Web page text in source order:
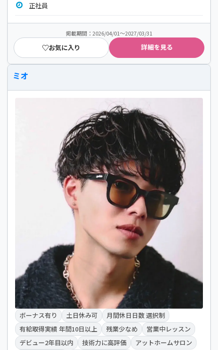
正社員
掲載期間：2026/04/01～2027/03/31
お気に入り 詳細を見る
ミオ
ボーナス有り 土日休み可
月間休日日数 選択制
有給取得実績 年間10日以上
残業少なめ
営業中レッスン
デビュー2年目以内
技術力に高評価 アットホームサロン